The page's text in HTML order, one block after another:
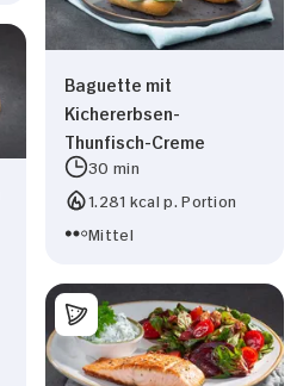
Baguette mit
Kichererbsen-
Thunfisch-Creme
30 min
1.281 kcal p. Portion
Mittel